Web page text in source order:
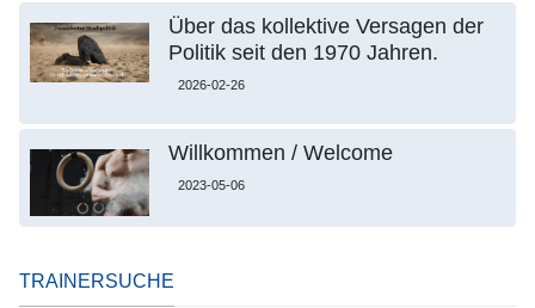
Über das kollektive Versagen der
Politik seit den 1970 Jahren.
2026-02-26
Willkommen / Welcome
2023-05-06
TRAINERSUCHE